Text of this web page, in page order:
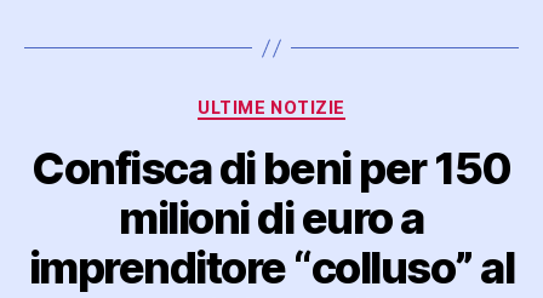
Categorie
ULTIME NOTIZIE
Confisca di beni per 150
milioni di euro a
imprenditore “colluso” al